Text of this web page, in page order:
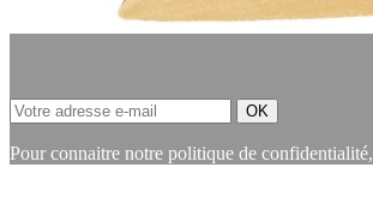
Pour connaitre notre politique de confidentialité,